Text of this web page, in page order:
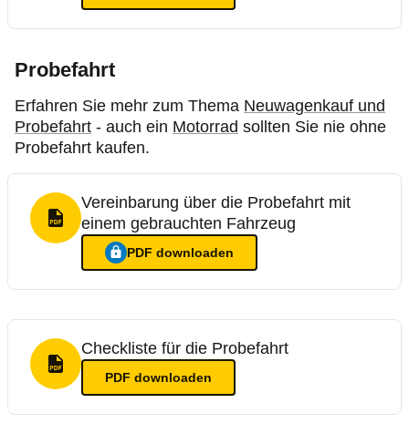
Probefahrt
Erfahren Sie mehr zum Thema Neuwagenkauf und
Probefahrt - auch ein Motorrad sollten Sie nie ohne
Probefahrt kaufen.
PDF Format
Vereinbarung über die Probefahrt mit
einem gebrauchten Fahrzeug
Ein Login ist nötig für
PDF downloaden
Vereinbarung über die Probefahrt
PDF Format
Checkliste für die Probefahrt
PDF downloaden